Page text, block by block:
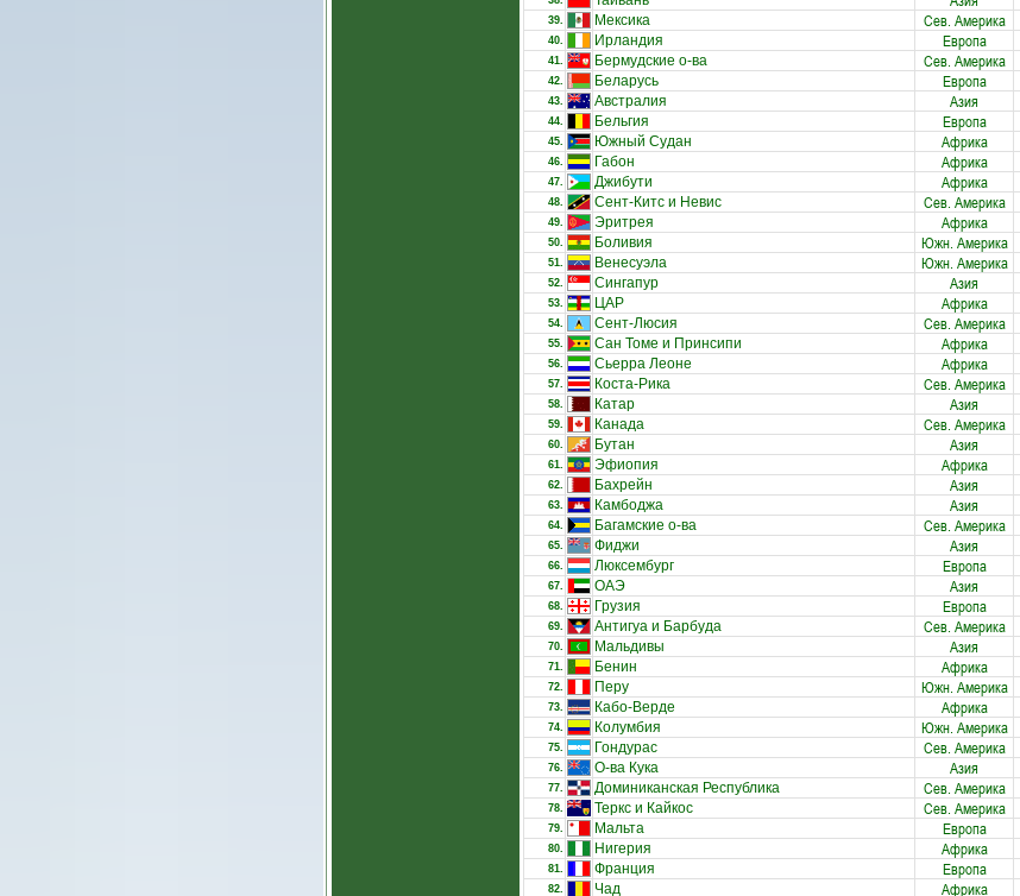
39. Мексика Сев. Америка
40. Ирландия Европа
41. Бермудские о-ва Сев. Америка
42. Беларусь Европа
43. Австралия Азия
44. Бельгия Европа
45. Южный Судан Африка
46. Габон Африка
47. Джибути Африка
48. Сент-Китс и Невис Сев. Америка
49. Эритрея Африка
50. Боливия Южн. Америка
51. Венесуэла Южн. Америка
52. Сингапур Азия
53. ЦАР Африка
54. Сент-Люсия Сев. Америка
55. Сан Томе и Принсипи Африка
56. Сьерра Леоне Африка
57. Коста-Рика Сев. Америка
58. Катар Азия
59. Канада Сев. Америка
60. Бутан Азия
61. Эфиопия Африка
62. Бахрейн Азия
63. Камбоджа Азия
64. Багамские о-ва Сев. Америка
65. Фиджи Азия
66. Люксембург Европа
67. ОАЭ Азия
68. Грузия Европа
69. Антигуа и Барбуда Сев. Америка
70. Мальдивы Азия
71. Бенин Африка
72. Перу Южн. Америка
73. Кабо-Верде Африка
74. Колумбия Южн. Америка
75. Гондурас Сев. Америка
76. О-ва Кука Азия
77. Доминиканская Республика Сев. Америка
78. Теркс и Кайкос Сев. Америка
79. Мальта Европа
80. Нигерия Африка
81. Франция Европа
82. Чад Африка